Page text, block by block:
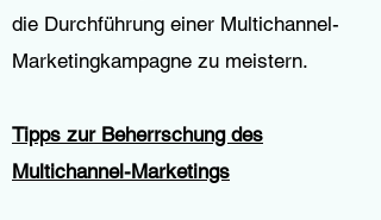
die Durchführung einer Multichannel-
Marketingkampagne zu meistern.
Tipps zur Beherrschung des
Multichannel-Marketings